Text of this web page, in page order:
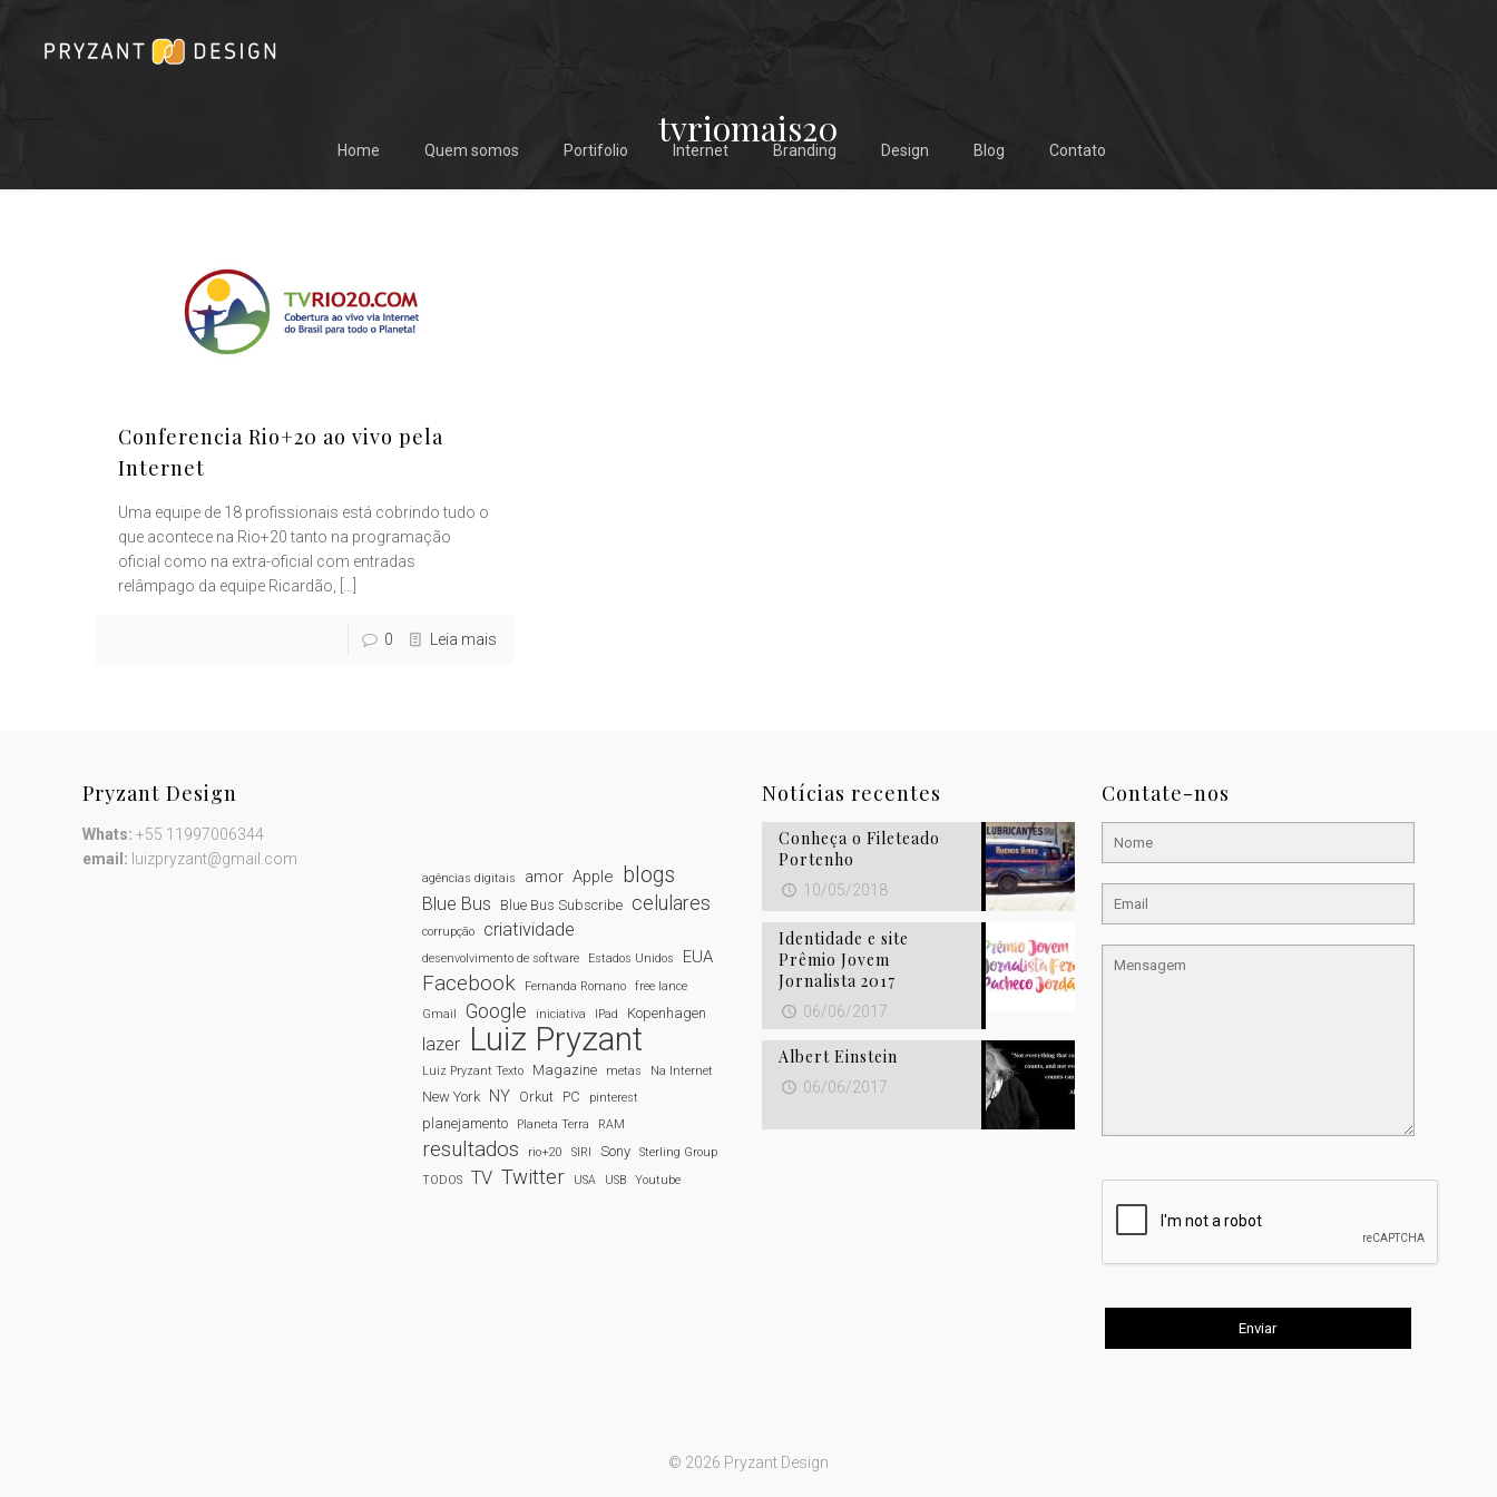
Home Quem somos Portifolio Internet Branding Design Blog Contato
tvriomais20
Conferencia Rio+20 ao vivo pela
Internet
Uma equipe de 18 profissionais está cobrindo tudo o
que acontece na Rio+20 tanto na programação
oficial como na extra-oficial com entradas
relâmpago da equipe Ricardão, […]
0 Leia mais
Pryzant Design
Whats: +55 11997006344
email: luizpryzant@gmail.com
agências digitais amor Apple blogs
Blue Bus Blue Bus Subscribe celulares
corrupção criatividade
desenvolvimento de software Estados Unidos EUA
Facebook Fernanda Romano
free lance
Gmail
Google iniciativa IPad Kopenhagen
lazer Luiz Pryzant
Luiz Pryzant Texto Magazine metas Na Internet
New York NY Orkut PC pinterest
planejamento Planeta Terra RAM
resultados rio+20 SIRI Sony
Sterling Group
TODOS
TV Twitter USA USB Youtube
Notícias recentes
Conheça o Fileteado
Portenho
10/05/2018
Identidade e site
Prêmio Jovem
Jornalista 2017
06/06/2017
Albert Einstein
06/06/2017
Contate-nos
© 2026 Pryzant Design